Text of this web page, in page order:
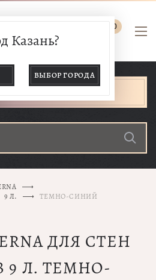
0
Казань?
ВЫБОР ГОРОДА
9 Л. ТЕМНО-СИНИЙ
ДЛЯ СТЕН
9 Л. ТЕМНО-